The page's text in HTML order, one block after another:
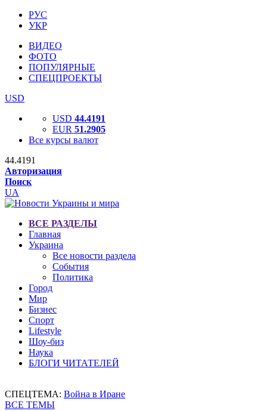
РУС
УКР
ВИДЕО
ФОТО
ПОПУЛЯРНЫЕ
СПЕЦПРОЕКТЫ
USD
USD 44.4191
EUR 51.2905
Все курсы валют
44.4191
Авторизация
Поиск
UA
ВСЕ РАЗДЕЛЫ
Главная
Украина
Все новости раздела
События
Политика
Город
Мир
Бизнес
Спорт
Lifestyle
Шоу-биз
Наука
БЛОГИ ЧИТАТЕЛЕЙ
СПЕЦТЕМА: Война в Иране
ВСЕ ТЕМЫ